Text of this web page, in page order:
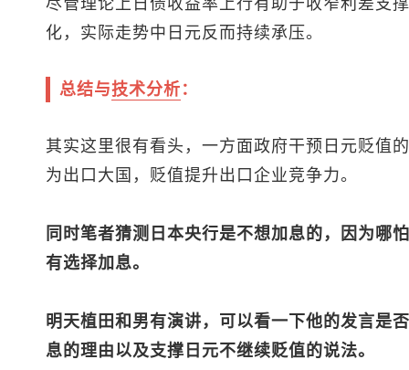
化，实际走势中日元反而持续承压。
总结与技术分析 ：
其实这里很有看头，一方面政府干预日元贬值
为出口大国，贬值提升出口企业竞争力。
同时笔者猜测日本央行是不想加息的，因为哪
有选择加息。
明天植田和男有演讲，可以看一下他的发言是
息的理由以及支撑日元不继续贬值的说法。